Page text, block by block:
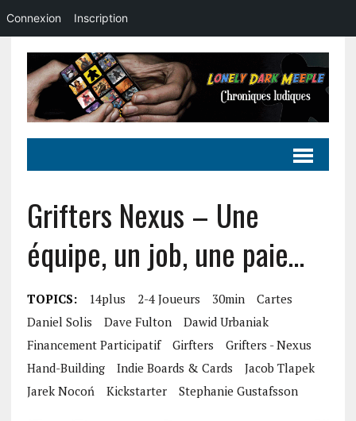
Grifters Nexus – Une
équipe, un job, une paie…
TOPICS: 14plus 2-4 Joueurs 30min
Cartes
Daniel Solis
Dave Fulton
Dawid Urbaniak
Financement Participatif
Girfters
Grifters - Nexus
Hand-Building
Indie Boards & Cards
Jacob Tlapek
Jarek Nocoń
Kickstarter Stephanie Gustafsson
Connexion Inscription